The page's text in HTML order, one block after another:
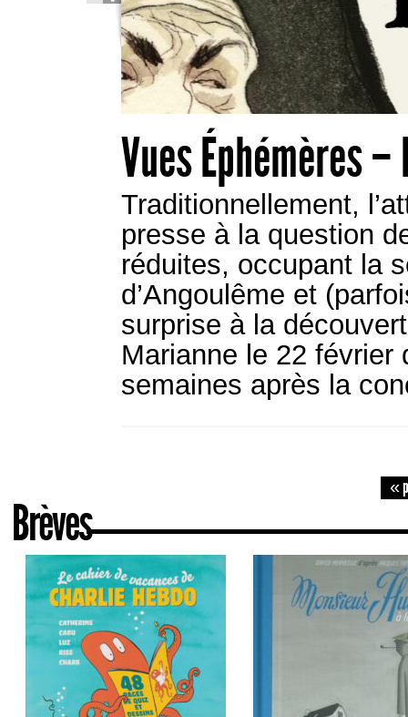
Vues Éphémères
Traditionnellement,
presse à la question
réduites, occupant la
d’Angoulême et
surprise à la
Marianne le 22 février
semaines après la
«
Brèves